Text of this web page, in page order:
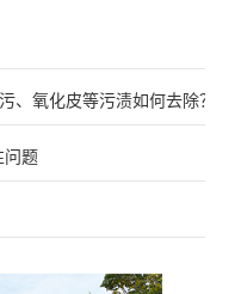
、氧化皮等污渍如何去除？
问题